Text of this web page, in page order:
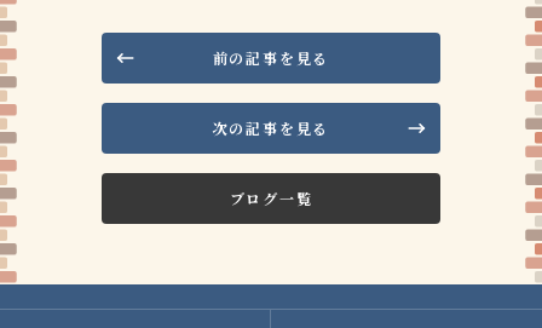
前の記事を見る
ブログ一覧
次の記事を見る